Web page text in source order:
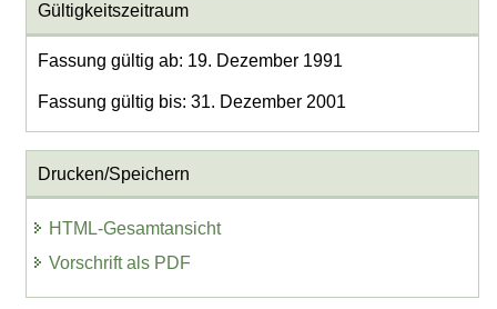
Gültigkeitszeitraum
Fassung gültig ab: 19. Dezember 1991
Fassung gültig bis: 31. Dezember 2001
Drucken/Speichern
HTML-Gesamtansicht
Vorschrift als PDF